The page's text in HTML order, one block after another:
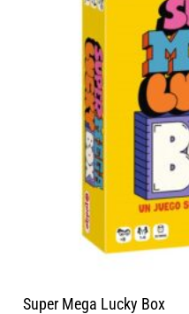
Super Mega Lucky Box